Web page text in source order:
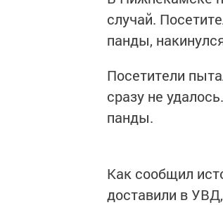
случай.
панды,
Посетители
сразу не
панды.
Как сообщил
доставили в